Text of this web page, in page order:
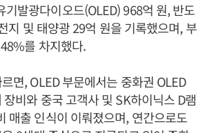
기발광다이오드(OLED) 968억 원, 반도
지 및 태양광 29억 원을 기록했으며, 부
를 차지했다.
면, OLED 부문에서는 중화권 OLED
비와 중국 고객사 및 SK하이닉스 D램
매출 인식이 이뤄졌으며, 연간으로도